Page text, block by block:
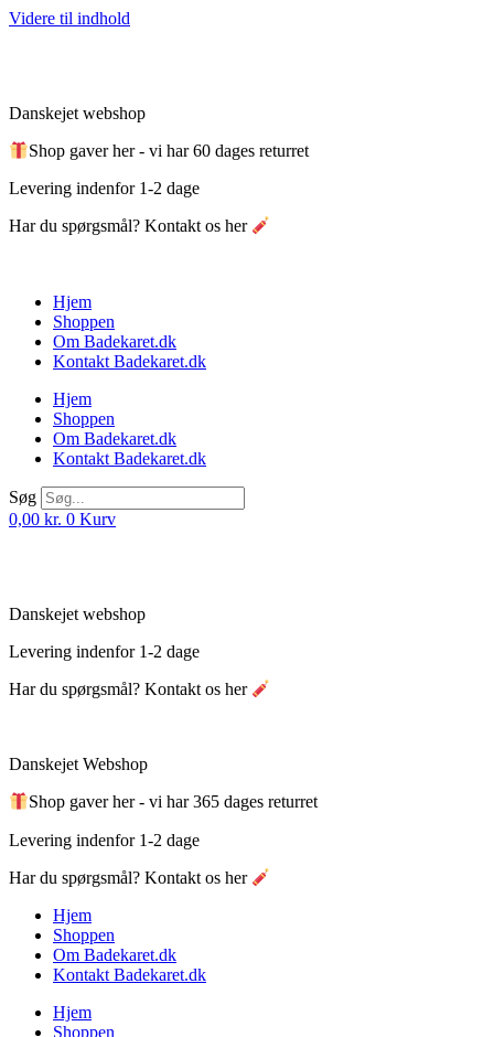
Videre til indhold
Danskejet webshop
Shop gaver her - vi har 60 dages returret
Levering indenfor 1-2 dage
Har du spørgsmål? Kontakt os her
Hjem
Shoppen
Om Badekaret.dk
Kontakt Badekaret.dk
Hjem
Shoppen
Om Badekaret.dk
Kontakt Badekaret.dk
Søg
0,00 kr. 0 Kurv
Danskejet webshop
Levering indenfor 1-2 dage
Har du spørgsmål? Kontakt os her
Danskejet Webshop
Shop gaver her - vi har 365 dages returret
Levering indenfor 1-2 dage
Har du spørgsmål? Kontakt os her
Hjem
Shoppen
Om Badekaret.dk
Kontakt Badekaret.dk
Hjem
Shoppen